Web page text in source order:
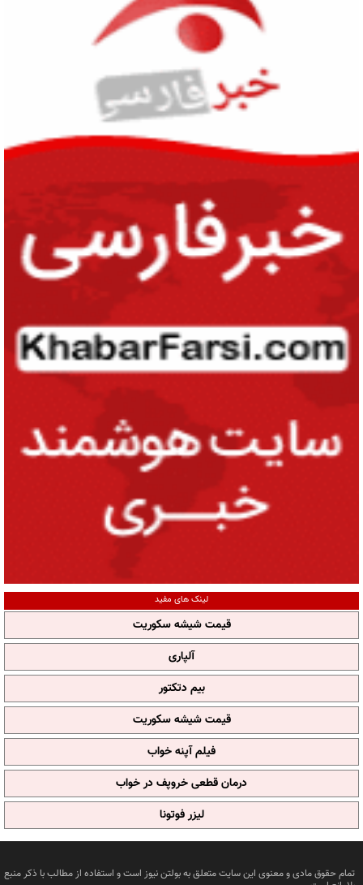
لینک های مفید
قیمت شیشه سکوریت
آلپاری
بیم دتکتور
قیمت شیشه سکوریت
فیلم آپنه خواب
درمان قطعی خروپف در خواب
لیزر فوتونا
تمام حقوق مادی و معنوی این سایت متعلق به بولتن نیوز است و استفاده از مطالب با ذکر منبع